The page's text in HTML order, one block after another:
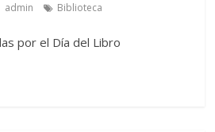
admin Biblioteca
por el Día del Libro